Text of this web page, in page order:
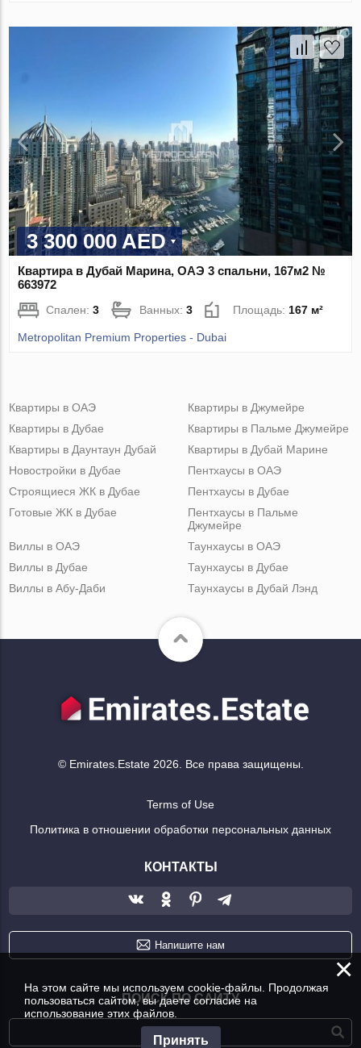
3 300 000 AED
Квартира в Дубай Марина, ОАЭ 3 спальни, 167м2 №
663972
Спален:3 Ванных:3 Площадь: 167 м²
Metropolitan Premium Properties - Dubai
Квартиры в ОАЭ
Квартиры в Дубае
Квартиры в Даунтаун Дубай
Квартиры в Джумейре
Квартиры в Пальме Джумейре
Квартиры в Дубай Марине
Новостройки в Дубае
Строящиеся ЖК в Дубае
Готовые ЖК в Дубае
Пентхаусы в ОАЭ
Пентхаусы в Дубае
Пентхаусы в Пальме
Джумейре
Виллы в ОАЭ
Виллы в Дубае
Виллы в Абу-Даби
Таунхаусы в ОАЭ
Таунхаусы в Дубае
Таунхаусы в Дубай Лэнд
© Emirates.Estate 2026. Все права защищены.
Terms of Use
Политика в отношении обработки персональных данных
КОНТАКТЫ
Напишите нам
ПОИСК ПО САЙТУ
×
На этом сайте мы используем cookie-файлы. Продолжая
пользоваться сайтом, вы даете согласие на
использование этих файлов.
Принять